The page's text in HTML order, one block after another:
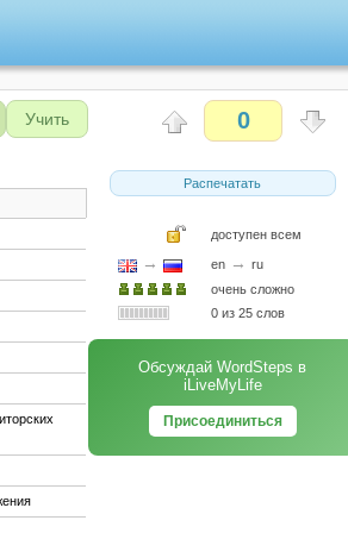
Учить 0
Распечатать
доступен всем
→ en → ru
очень сложно
0 из 25 слов
Обсуждай WordSteps в
iLiveMyLife
Присоединиться